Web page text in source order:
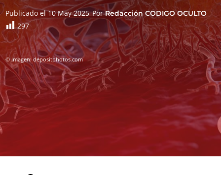
Publicado el 10 May 2025 PorRedacción CODIGO OCULTO
297
© Imagen: depositphotos.com